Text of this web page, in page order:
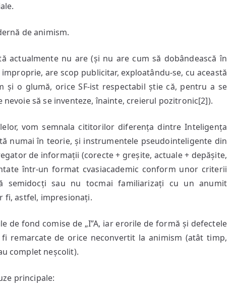
de animism.
actualmente nu are (și nu are cum să dobândească în
are scop publicitar, exploatându-se, cu această
și o glumă, orice SF-ist respectabil știe că, pentru a se
să se inventeze, înainte, creierul pozitronic[2]).
vom semnala cititorilor diferența dintre Inteligența
numai în teorie, și instrumentele pseudointeligente din
de informații (corecte + greșite, actuale + depășite,
într-un format cvasiacademic conform unor criterii
semidocți sau nu tocmai familiarizați cu un anumit
fi, astfel, impresionați.
de fond comise de „I”A, iar erorile de formă și defectele
remarcate de orice neconvertit la animism (atât timp,
complet neșcolit).
principale: